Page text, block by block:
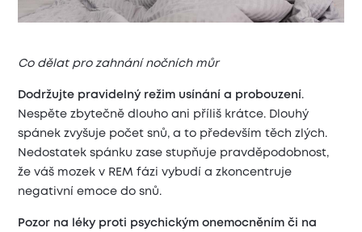
Co dělat pro zahnání nočních můr
Dodržujte pravidelný režim usínání a probouzení.
Nespěte zbytečně dlouho ani příliš krátce. Dlouhý
spánek zvyšuje počet snů, a to především těch zlých.
Nedostatek spánku zase stupňuje pravděpodobnost,
že váš mozek v REM fázi vybudí a zkoncentruje
negativní emoce do snů.
Pozor na léky proti psychickým onemocněním či na